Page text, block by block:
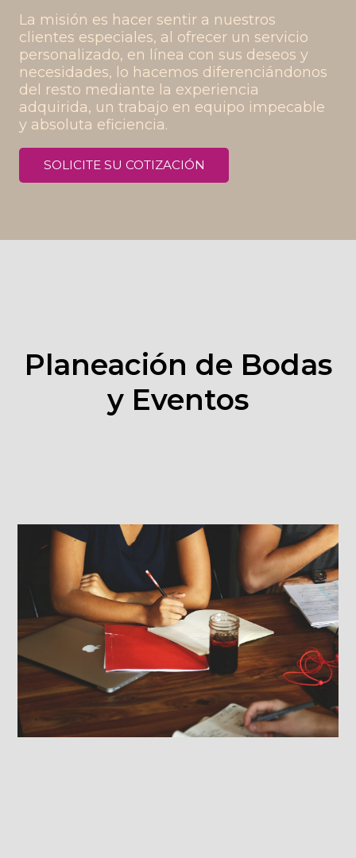
La misión es hacer sentir a nuestros
clientes especiales, al ofrecer un servicio
personalizado, en línea con sus deseos y
necesidades, lo hacemos diferenciándonos
del resto mediante la experiencia
adquirida, un trabajo en equipo impecable
SOLICITE SU COTIZACIÓN
Planeación de Bodas
y Eventos